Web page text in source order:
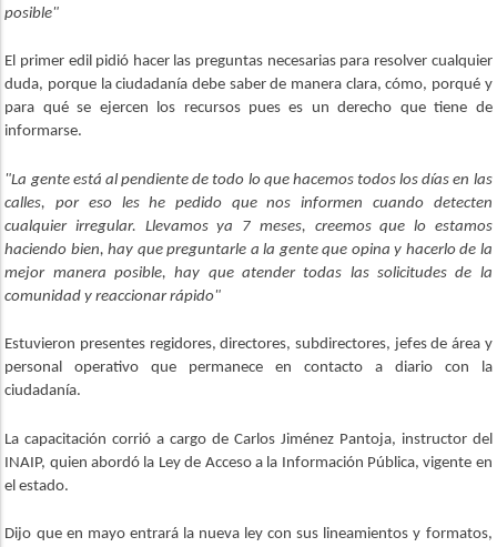
posible"
El primer edil pidió hacer las preguntas necesarias para resolver cualquier
duda, porque la ciudadanía debe saber de manera clara, cómo, porqué y
para qué se ejercen los recursos pues es un derecho que tiene de
informarse.
"La gente está al pendiente de todo lo que hacemos todos los días en las
calles, por eso les he pedido que nos informen cuando detecten
cualquier irregular. Llevamos ya 7 meses, creemos que lo estamos
haciendo bien, hay que preguntarle a la gente que opina y hacerlo de la
mejor manera posible, hay que atender todas las solicitudes de la
comunidad y reaccionar rápido"
Estuvieron presentes regidores, directores, subdirectores, jefes de área y
personal operativo que permanece en contacto a diario con la
ciudadanía.
La capacitación corrió a cargo de Carlos Jiménez Pantoja, instructor del
INAIP, quien abordó la Ley de Acceso a la Información Pública, vigente en
el estado.
Dijo que en mayo entrará la nueva ley con sus lineamientos y formatos,